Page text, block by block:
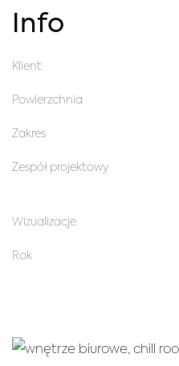
Info
Klient
Powierzchnia
Zakres
Zespół projektowy
Wizualizacje
Rok